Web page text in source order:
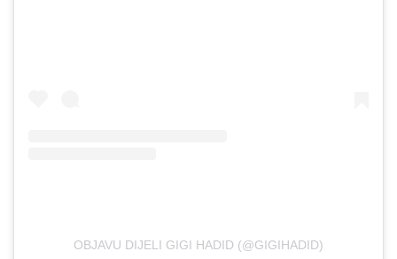
OBJAVU DIJELI GIGI HADID (@GIGIHADID)